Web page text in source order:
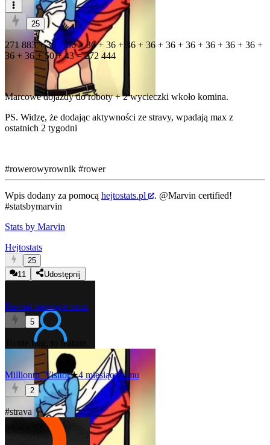
25
271 883 + 36 + 36 + 36 + 36 + 36 + 36 + 36 + 36 + 36 + 36 + 36 +
36 + 36 + 50 + 43 = 272 444
Marcowe dojazdy do roboty + 2 wycieczki wkoło komina.
PS. Widzę, że dodając aktywności ze stravy, wpadają max z
ostatnich 2 tygodni
#rowerowyrownik #rower
Wpis dodany za pomocą hejtostats.pl . @Marvin certified!
#statsbymarvin
Stats by Marvin
Hejtostats
25
11
Udostępnij
Ravm4 miesiące temu
5
To nie bug, to feature.
Millionth_Visitor★4 miesiące temu
2
#strava